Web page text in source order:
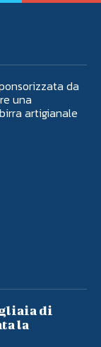
da
una
artigianale
di
la